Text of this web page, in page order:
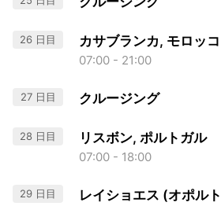
26 日目 カサブランカ, モロッコ
07:00 - 21:00
27 日目 クルージング
28 日目 リスボン, ポルトガル
07:00 - 18:00
29 日目 レイショエス (オポル